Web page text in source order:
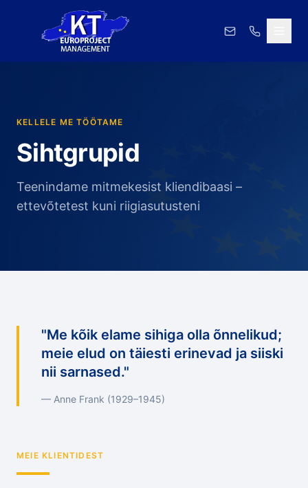
KELLELE ME TÖÖTAME
Sihtgrupid
Teenindame mitmekesist kliendibaasi –
ettevõtetest kuni riigiasutusteni
"Me kõik elame sihiga olla õnnelikud;
meie elud on täiesti erinevad ja siiski
nii sarnased."
— Anne Frank (1929–1945)
MEIE KLIENTIDEST